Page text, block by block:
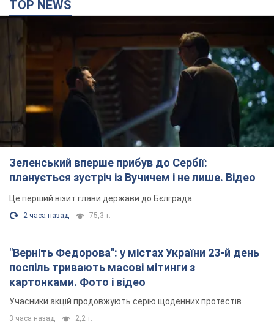
Зеленський вперше прибув до Сербії:
планується зустріч із Вучичем і не лише. Відео
Це перший візит глави держави до Бєлграда
2 часа назад 75,3 т.
"Верніть Федорова": у містах України 23-й день
поспіль тривають масові мітинги з
картонками. Фото і відео
Учасники акцій продовжують серію щоденних протестів
3 часа назад 2,2 т.
Сенат США схвалив законопроєкт Грема про
санкції проти Росії: що далі
Документ передбачає нові економічні обмеження
3 часа назад 4,5 т.